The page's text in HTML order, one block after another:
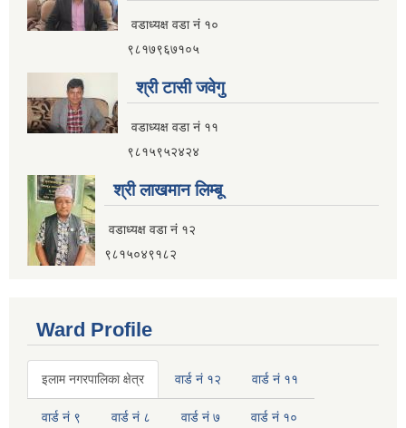
वडाध्यक्ष वडा नं १०
९८१७९६७१०५
श्री टासी जवेगु
वडाध्यक्ष वडा नं ११
९८१५९५२४२४
श्री लाखमान लिम्बू
वडाध्यक्ष वडा नं १२
९८१५०४९१८२
Ward Profile
इलाम नगरपालिका क्षेत्र वार्ड नं १२ वार्ड नं ११
वार्ड नं ९ वार्ड नं ८ वार्ड नं ७ वार्ड नं १०